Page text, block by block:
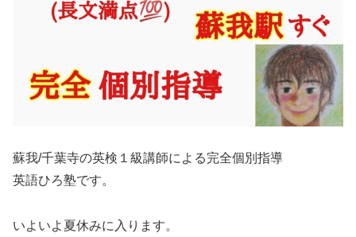
蘇我/千葉寺の英検１級講師による完全個別指導
英語ひろ塾です。
いよいよ夏休みに入ります。